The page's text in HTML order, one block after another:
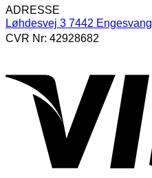
ADRESSE
Løhdesvej 3 7442 Engesvang
CVR Nr: 42928682